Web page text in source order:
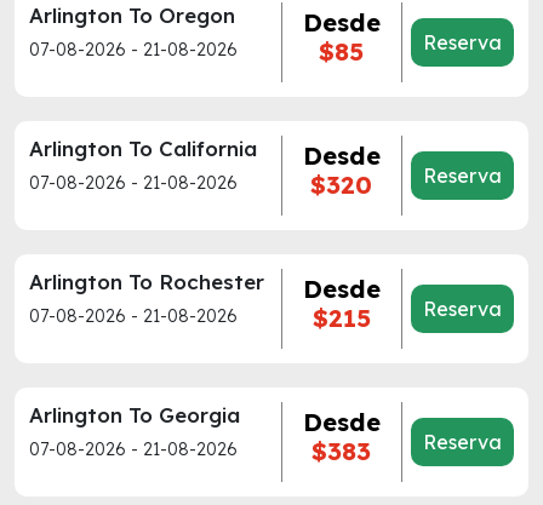
Arlington To Oregon
07-08-2026 - 21-08-2026
Desde
$85
Reserva
Arlington To California
07-08-2026 - 21-08-2026
Desde
$320
Reserva
Arlington To Rochester
07-08-2026 - 21-08-2026
Desde
$215
Reserva
Arlington To Georgia
07-08-2026 - 21-08-2026
Desde
$383
Reserva